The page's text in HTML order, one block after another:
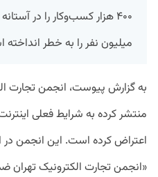
۴۰۰ هزار کسب‌وکار را در
میلیون نفر را به خطر
به گزارش پیوست، انجمن تجارت
منتشر کرده به شرایط فعلی
اعتراض کرده است. این انجمن در
«انجمن تجارت الکترونیک